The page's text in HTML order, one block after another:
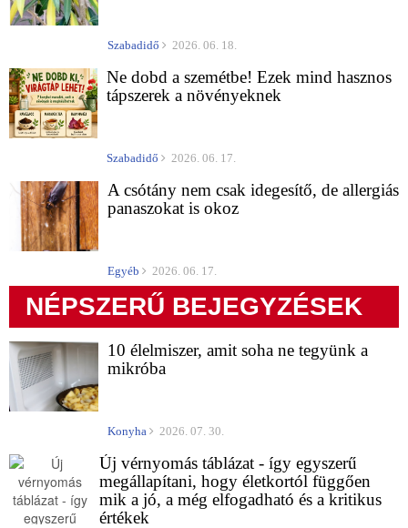
Szabadidő 2026. 06. 18.
Ne dobd a szemétbe! Ezek mind hasznos
tápszerek a növényeknek
Szabadidő 2026. 06. 17.
A csótány nem csak idegesítő, de allergiás
panaszokat is okoz
Egyéb 2026. 06. 17.
NÉPSZERŰ BEJEGYZÉSEK
10 élelmiszer, amit soha ne tegyünk a
mikróba
Konyha 2026. 07. 30.
Új vérnyomás táblázat - így egyszerű
megállapítani, hogy életkortól függően
mik a jó, a még elfogadható és a kritikus
értékek